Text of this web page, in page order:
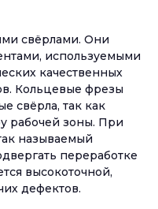
свёрлами. Они
используемыми
качественных
Кольцевые фрезы
свёрла, так как
рабочей зоны. При
называемый
переработке
высокоточной,
дефектов.